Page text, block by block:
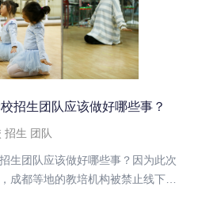
招生团队应该做好哪些事？
招生 团队
生团队应该做好哪些事？因为此次
成都等地的教培机构被禁止线下教